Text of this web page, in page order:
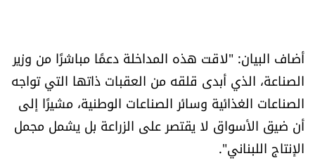
فيديو
من نحن
للتواصل معنا
أضاف البيان: "لاقت هذه المداخلة دعمًا مباشرًا من وزير
الصناعة، الذي أبدى قلقه من العقبات ذاتها التي تواجه
الصناعات الغذائية وسائر الصناعات الوطنية، مشيرًا إلى
أن ضيق الأسواق لا يقتصر على الزراعة بل يشمل مجمل
الإنتاج اللبناني".